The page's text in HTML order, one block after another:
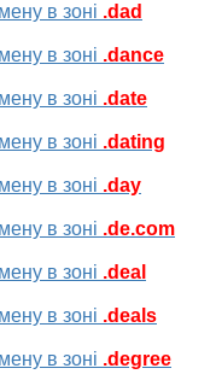
в зоні .dad
в зоні .dance
в зоні .date
в зоні .dating
в зоні .day
в зоні .de.com
в зоні .deal
в зоні .deals
в зоні .degree